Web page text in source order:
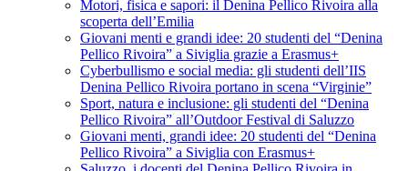
Motori, fisica e sapori: il Denina Pellico Rivoira alla
scoperta dell’Emilia
Giovani menti e grandi idee: 20 studenti del “Denina
Pellico Rivoira” a Siviglia grazie a Erasmus+
Cyberbullismo e social media: gli studenti dell’IIS
Denina Pellico Rivoira portano in scena “Virginie”
Sport, natura e inclusione: gli studenti del “Denina
Pellico Rivoira” all’Outdoor Festival di Saluzzo
Giovani menti, grandi idee: 20 studenti del “Denina
Pellico Rivoira” a Siviglia con Erasmus+